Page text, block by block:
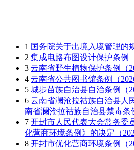
1 国务院关于出境入境管理的
2 集成电路布图设计保护条例（
3 云南省野生植物保护条例（
4 云南省公共图书馆条例（
5 城步苗族自治县自治条例（
6 云南省澜沧拉祜族自治县人
南省澜沧拉祜族自治县禁毒条
7 开封市人民代表大会常务委
化营商环境条例》的决定（
8 开封市优化营商环境条例（